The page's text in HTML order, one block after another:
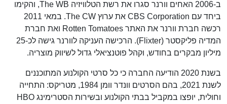
ב-2006 האחים וורנר סגרו את רשת הטלוויזיה The WB, והקימו
ביחד עם CBS Corporation את ערוץ The CW. במאי 2011
רכשה חברת וורנר את האתר Rotten Tomatoes ואת חברת
המדיה פליקסטר (Flixter). הרכישה העניקה לוורנר גישה לכ-25
מיליון מבקרים בחודש, וקהל פוטנציאלי גדול לשיווק מוצריה.
בשנת 2020 הודיעה החברה כי כל סרטי הקולנוע המתוכננים
לשנת 2021, בהם הסרטים וונדר וומן 1984, מטריקס: התחייה
וחולית, יופצו במקביל בבתי הקולנוע ובשירות הסטרימינג HBO